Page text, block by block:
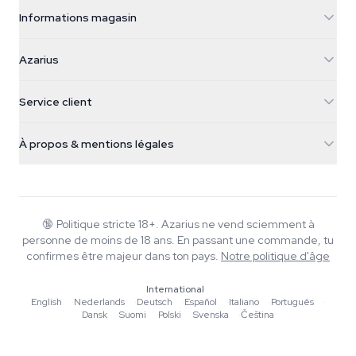
Informations magasin
Galvaniweg 11
Nederland
+31(0)204897914
Azarius
Smokeshop
Service client
Politique de retour
Politique de confidentialité
À propos & mentions légales
Wiki
Rédacteurs
Outils & Calculateurs
🔞 Politique stricte 18+. Azarius ne vend sciemment à
personne de moins de 18 ans. En passant une commande, tu
confirmes être majeur dans ton pays. Notre politique d'âge
International
English
·Nederlands ·Deutsch ·Español ·Italiano ·Português
·
Dansk
·Suomi ·Polski ·Svenska ·Čeština